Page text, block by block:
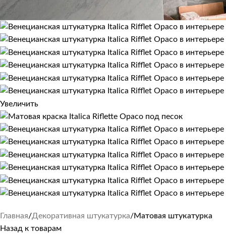
Увеличить
Главная Декоративная штукатурка
Матовая штукатурка
Назад к товарам